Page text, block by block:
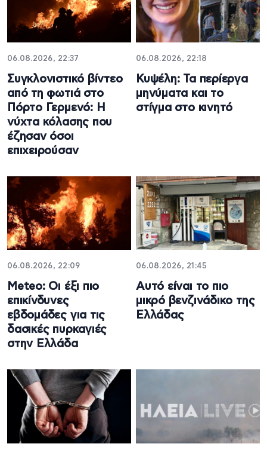
06.08.2026, 22:37
Συγκλονιστικό βίντεο
από τη φωτιά στο
Πόρτο Γερμενό: Η
νύχτα κόλασης που
έζησαν όσοι
επιχειρούσαν
06.08.2026, 22:18
Κυψέλη: Τα περίεργα
μηνύματα και το
στίγμα στο κινητό
06.08.2026, 22:09
Meteo: Οι έξι πιο
επικίνδυνες
εβδομάδες για τις
δασικές πυρκαγιές
στην Ελλάδα
06.08.2026, 21:45
Αυτό είναι το πιο
μικρό βενζινάδικο της
Ελλάδας